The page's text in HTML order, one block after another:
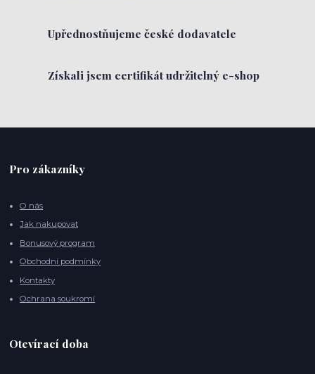
Upřednostňujeme české dodavatele
Získali jsem certifikát udržitelný e-shop
Pro zákazníky
O nás
Jak nakupovat
Bonusový program
Obchodní podmínky
Kontakty
Ochrana soukromí
Otevírací doba